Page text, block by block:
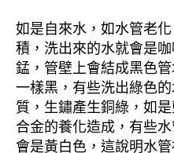
如是自來水，如水管老
積，洗出來的水就會是
錳，管壁上會結成黑色
一樣黑，有些洗出綠色
質，生鏽產生銅綠，如
合金的養化造成，有些
會是黃白色，這說明水